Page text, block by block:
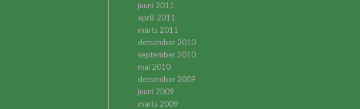
juuni 2011
aprill 2011
märts 2011
detsember 2010
september 2010
mai 2010
detsember 2009
juuni 2009
märts 2009